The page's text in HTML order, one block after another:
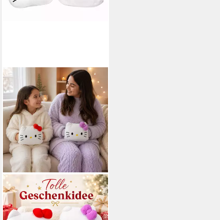
SANRIO
Kuscheltier Hello Kitty
Handwärmer Cuddle Buddy